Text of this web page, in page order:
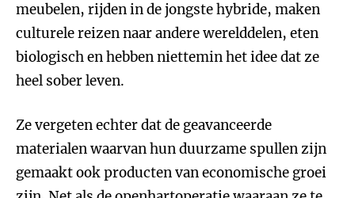
meubelen, rijden in de jongste hybride, maken
culturele reizen naar andere werelddelen, eten
biologisch en hebben niettemin het idee dat ze
heel sober leven.
Ze vergeten echter dat de geavanceerde
materialen waarvan hun duurzame spullen zijn
gemaakt ook producten van economische groei